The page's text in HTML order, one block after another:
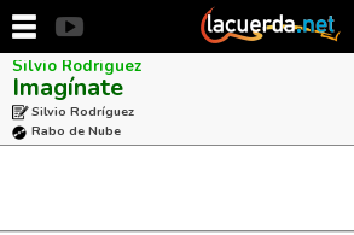
Silvio Rodriguez
Imagínate
Silvio Rodríguez
Rabo de Nube